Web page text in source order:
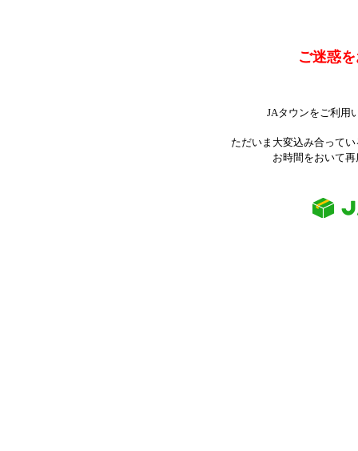
ご迷惑
JAタウンをご利用
ただいま大変込み合って
お時間をおいて